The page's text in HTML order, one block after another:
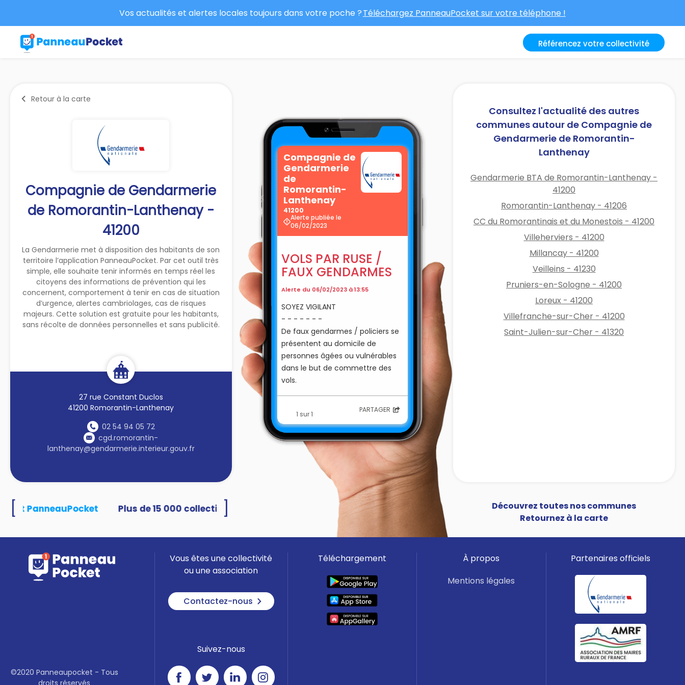
Vos actualités et alertes locales toujours dans votre poche ?Téléchargez PanneauPocket sur votre téléphone !
Référencez votre collectivité
Retour à la carte
Compagnie de Gendarmerie
de Romorantin-Lanthenay -
41200
La Gendarmerie met à disposition des habitants de son
territoire l’application PanneauPocket. Par cet outil très
simple, elle souhaite tenir informés en temps réel les
citoyens des informations de prévention qui les
concernent, comportement à tenir en cas de situation
d’urgence, alertes cambriolages, cas de risques
majeurs. Cette solution est gratuite pour les habitants,
sans récolte de données personnelles et sans publicité.
27 rue Constant Duclos
41200 Romorantin-Lanthenay
02 54 94 05 72
cgd.romorantin-
lanthenay@gendarmerie.interieur.gouv.fr
Compagnie de
Gendarmerie
de
Romorantin-
Lanthenay
41200
Alerte publiée le
06/02/2023
VOLS PAR RUSE /
FAUX GENDARMES
Alerte du 06/02/2023 à 13:55
SOYEZ VIGILANT
- - - - - - -
De faux gendarmes / policiers se
présentent au domicile de
personnes âgées ou vulnérables
dans le but de commettre des
vols.
Ils portent une tenue bleue et une
casquette pour porter à
confusion.
"LES BONS RÉFLEXES "
- je demande au gendarme sa
carte professionnelle
- je porte attention aux détails de
- je ne laisse pas entrer un
inconnu
- je signale toute personne
suspecte ou comportement
insistant au 17
- si possible je note le type de
véhicule et l'immatriculation
- j'alerte les personnes âgées ou
isolées de mon entourage
1 sur 1 PARTAGER
Consultez l'actualité des autres
communes autour de Compagnie de
Gendarmerie de Romorantin-
Lanthenay
Gendarmerie BTA de Romorantin-Lanthenay -
41200
Romorantin-Lanthenay - 41206
CC du Romorantinais et du Monestois - 41200
Villeherviers - 41200
Millancay - 41200
Veilleins - 41230
Pruniers-en-Sologne - 41200
Loreux - 41200
Villefranche-sur-Cher - 41200
Saint-Julien-sur-Cher - 41320
PanneauPocket
Découvrez toutes nos communes
Retournez à la carte
©2020 Panneaupocket - Tous
droits réservés
Vous êtes une collectivité
ou une association
Contactez-nous
Suivez-nous
Téléchargement
À propos
Mentions légales
Partenaires officiels